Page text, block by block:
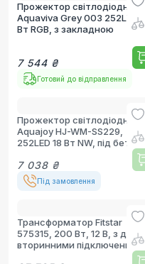
Прожектор світлодіодний
Aquaviva Grey 003 252LED 18
Вт RGB, з закладною
7 544 ₴
Готовий до відправлення
Прожектор світлодіодний
Aquajoy HJ-WM-SS229,
252LED 18 Вт NW, під бетон
7 038 ₴
Під замовлення
Трансформатор Fitstar
575315, 200 Вт, 12 В, з двома
вторинними підключеннями